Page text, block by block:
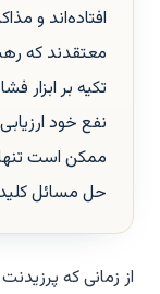
افتاده‌اند و
معتقدند که
تکیه بر ابزار
نفع خود
ممکن است تنها
حل مسائل
از زمانی که